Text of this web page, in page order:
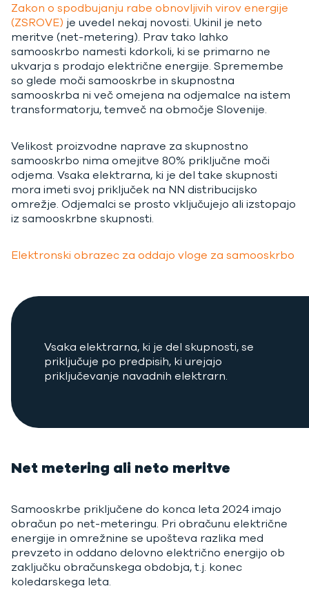
Zakon o spodbujanju rabe obnovljivih virov energije
(ZSROVE) je uvedel nekaj novosti. Ukinil je neto
meritve (net-metering). Prav tako lahko
samooskrbo namesti kdorkoli, ki se primarno ne
ukvarja s prodajo električne energije. Spremembe
so glede moči samooskrbe in skupnostna
samooskrba ni več omejena na odjemalce na istem
transformatorju, temveč na območje Slovenije.
Velikost proizvodne naprave za skupnostno
samooskrbo nima omejitve 80% priključne moči
odjema. Vsaka elektrarna, ki je del take skupnosti
mora imeti svoj priključek na NN distribucijsko
omrežje. Odjemalci se prosto vključujejo ali izstopajo
iz samooskrbne skupnosti.
Elektronski obrazec za oddajo vloge za samooskrbo
Vsaka elektrarna, ki je del skupnosti, se
priključuje po predpisih, ki urejajo
priključevanje navadnih elektrarn.
Net metering ali neto meritve
Samooskrbe priključene do konca leta 2024 imajo
obračun po net-meteringu. Pri obračunu električne
energije in omrežnine se upošteva razlika med
prevzeto in oddano delovno električno energijo ob
zaključku obračunskega obdobja, t.j. konec
koledarskega leta.